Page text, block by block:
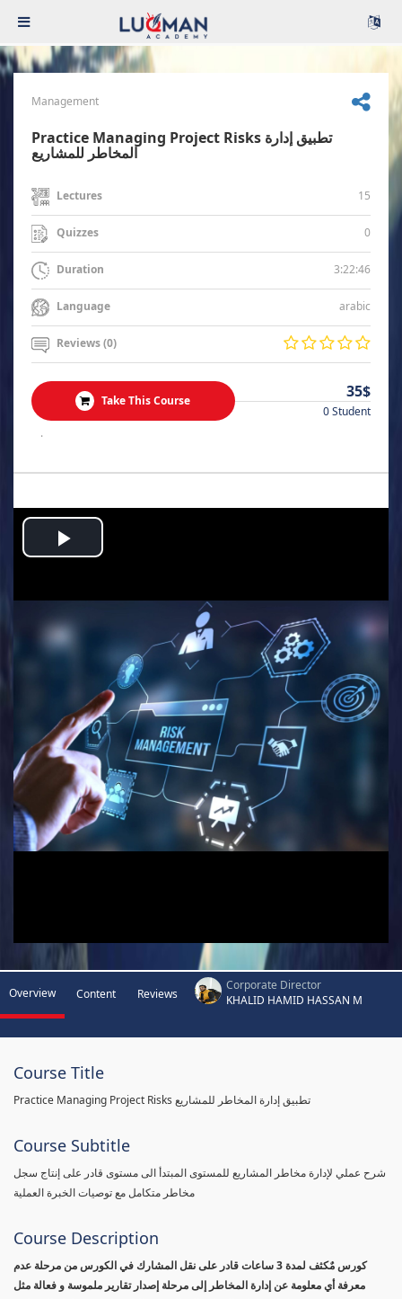
Management
Practice Managing Project Risks تطبيق إدارة
المخاطر للمشاريع
Lectures 15
Quizzes 0
Duration 3:22:46
Language arabic
Reviews (0)
Take This Course 35$
0 Student
.
Play
Video
Overview Content Reviews
Corporate Director
KHALID HAMID HASSAN M
Course Title
Practice Managing Project Risks تطبيق إدارة المخاطر للمشاريع
Course Subtitle
شرح عملي لإدارة مخاطر المشاريع للمستوى المبتدأ الى مستوى قادر على إنتاج سجل
مخاطر متكامل مع توصيات الخبرة العملية
Course Description
كورس مٌكثف لمدة 3 ساعات قادر على نقل المشارك في الكورس من مرحلة عدم
معرفة أي معلومة عن إدارة المخاطر إلى مرحلة إصدار تقارير ملموسة و فعالة مثل